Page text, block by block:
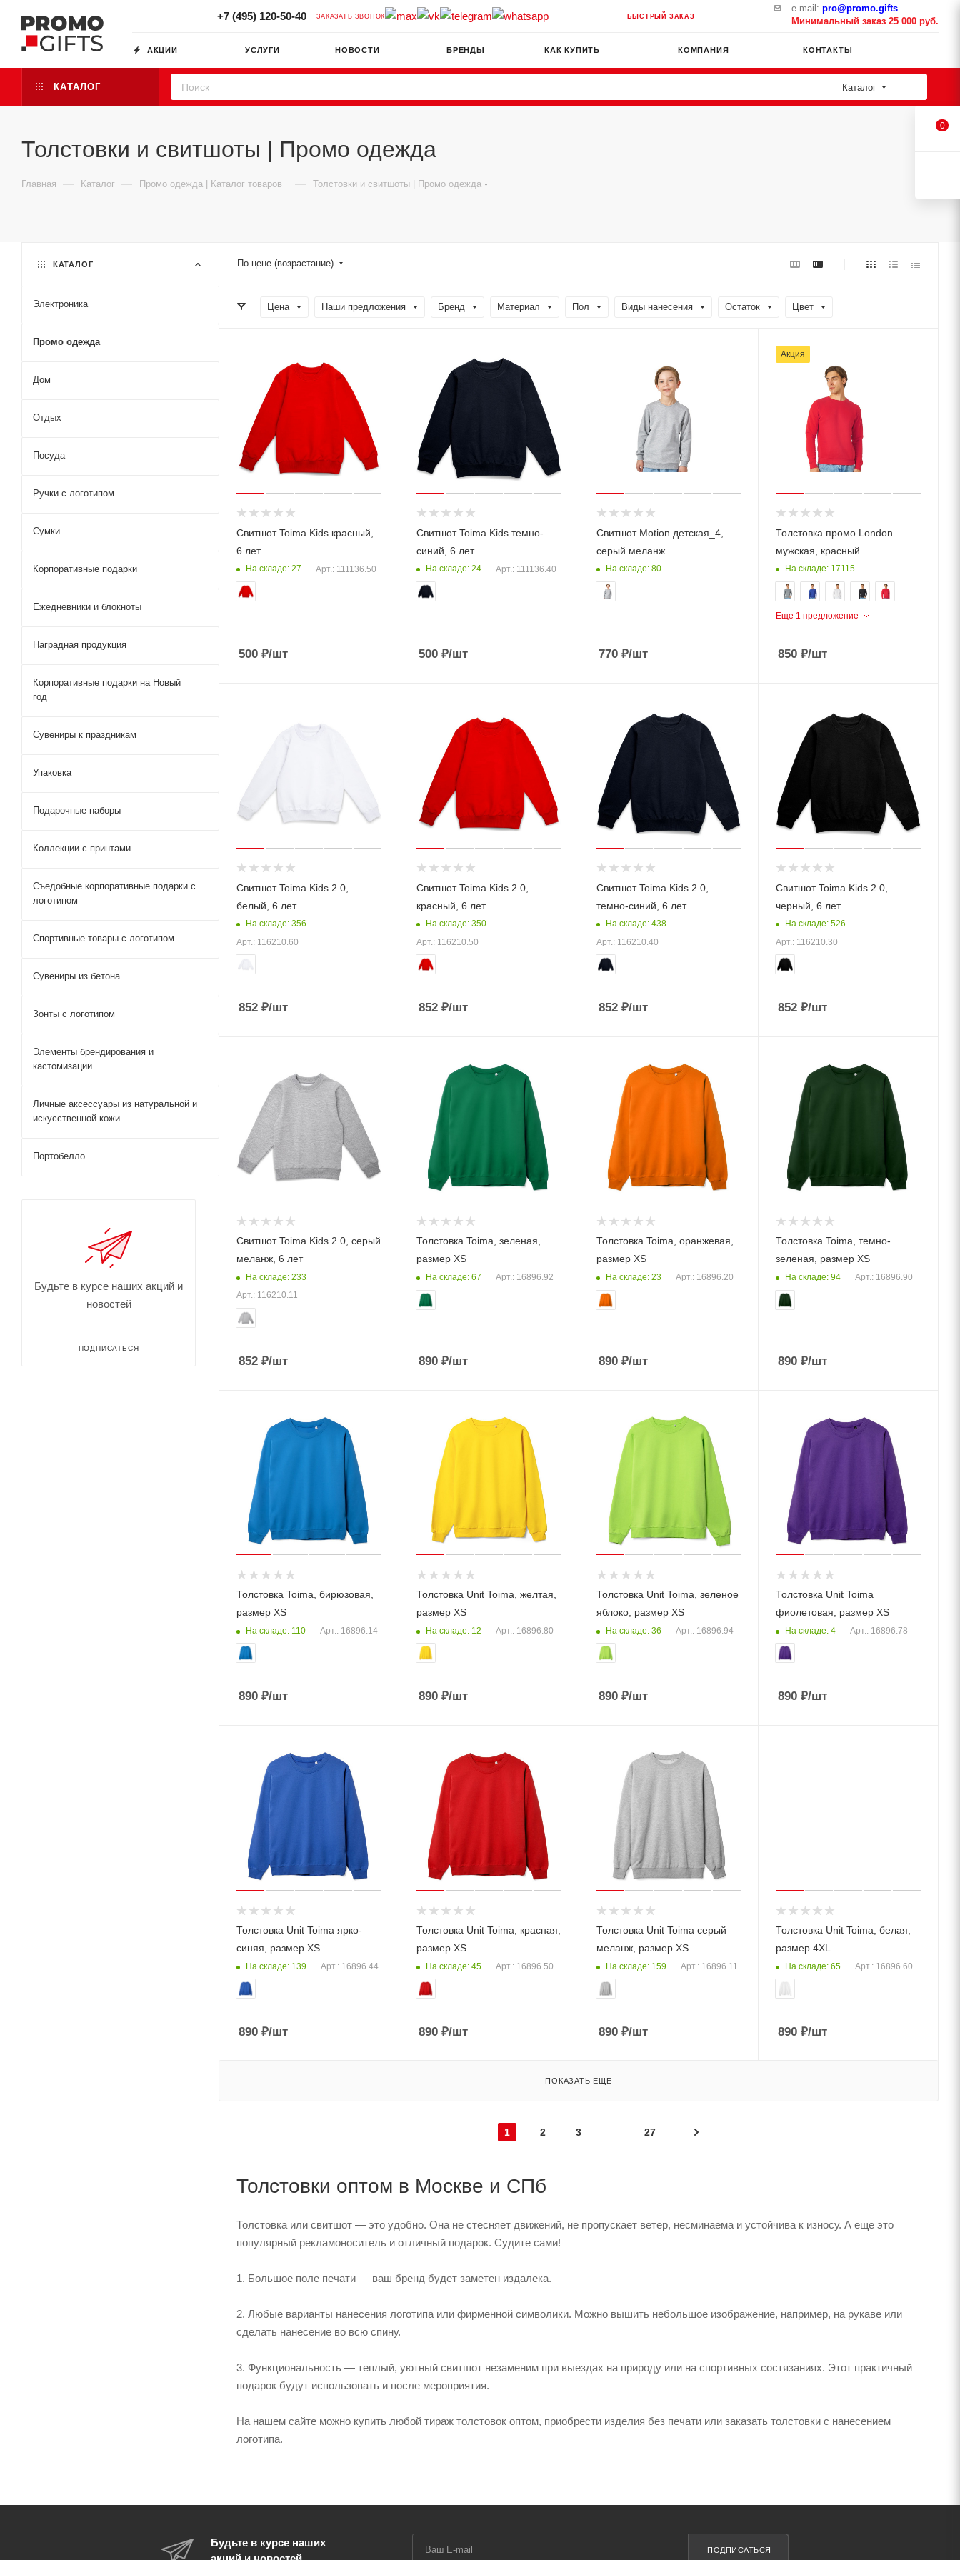
+7 (495) 120-50-40 ЗАКАЗАТЬ ЗВОНОК БЫСТРЫЙ ЗАКАЗ
e-mail: pro@promo.gifts
Минимальный заказ 25 000 руб.
АКЦИИ УСЛУГИ НОВОСТИ БРЕНДЫ КАК КУПИТЬ КОМПАНИЯ КОНТАКТЫ
КАТАЛОГ Каталог
Толстовки и свитшоты | Промо одежда
Главная — Каталог — Промо одежда | Каталог товаров — Толстовки и свитшоты | Промо одежда
По цене (возрастание)
Цена Наши предложения Бренд Материал Пол Виды нанесения Остаток Цвет
Свитшот Toima Kids красный,
6 лет
На складе: 27 Арт.: 111136.50
500 ₽/шт
Свитшот Toima Kids темно-
синий, 6 лет
На складе: 24 Арт.: 111136.40
500₽/шт
Свитшот Motion детская_4,
серый меланж
На складе: 80
770₽/шт
Акция
Толстовка промо London
мужская, красный
На складе: 17115
Еще 1 предложение
850 ₽/шт
Свитшот Toima Kids 2.0,
белый, 6 лет
На складе: 356
Арт.: 116210.60
852 ₽/шт
Свитшот Toima Kids 2.0,
красный, 6 лет
На складе: 350
Арт.: 116210.50
852₽/шт
Свитшот Toima Kids 2.0,
темно-синий, 6 лет
На складе: 438
Арт.: 116210.40
852₽/шт
Свитшот Toima Kids 2.0,
черный, 6 лет
На складе: 526
Арт.: 116210.30
852 ₽/шт
Свитшот Toima Kids 2.0, серый
меланж, 6 лет
На складе: 233
Арт.: 116210.11
852 ₽/шт
Толстовка Toima, зеленая,
размер XS
На складе: 67 Арт.: 16896.92
890₽/шт
Толстовка Toima, оранжевая,
размер XS
На складе: 23 Арт.: 16896.20
890₽/шт
Толстовка Toima, темно-
зеленая, размер XS
На складе: 94 Арт.: 16896.90
890 ₽/шт
Толстовка Toima, бирюзовая,
размер XS
На складе: 110 Арт.: 16896.14
890 ₽/шт
Толстовка Unit Toima, желтая,
размер XS
На складе: 12 Арт.: 16896.80
890₽/шт
Толстовка Unit Toima, зеленое
яблоко, размер XS
На складе: 36 Арт.: 16896.94
890₽/шт
Толстовка Unit Toima
фиолетовая, размер XS
На складе: 4 Арт.: 16896.78
890 ₽/шт
Толстовка Unit Toima ярко-
синяя, размер XS
На складе: 139 Арт.: 16896.44
890 ₽/шт
Толстовка Unit Toima, красная,
размер XS
На складе: 45 Арт.: 16896.50
890₽/шт
Толстовка Unit Toima серый
меланж, размер XS
На складе: 159 Арт.: 16896.11
890₽/шт
Толстовка Unit Toima, белая,
размер 4XL
На складе: 65 Арт.: 16896.60
890 ₽/шт
ПОКАЗАТЬ ЕЩЕ
1 2 3 27
Толстовки оптом в Москве и СПб
Толстовка или свитшот — это удобно. Она не стесняет движений, не пропускает ветер, несминаема и устойчива к износу. А еще это
популярный рекламоноситель и отличный подарок. Судите сами!
1. Большое поле печати — ваш бренд будет заметен издалека.
2. Любые варианты нанесения логотипа или фирменной символики. Можно вышить небольшое изображение, например, на рукаве или
сделать нанесение во всю спину.
3. Функциональность — теплый, уютный свитшот незаменим при выездах на природу или на спортивных состязаниях. Этот практичный
подарок будут использовать и после мероприятия.
На нашем сайте можно купить любой тираж толстовок оптом, приобрести изделия без печати или заказать толстовки с нанесением
логотипа.
КАТАЛОГ
Электроника
Промо одежда
Дом
Отдых
Посуда
Ручки с логотипом
Сумки
Корпоративные подарки
Ежедневники и блокноты
Наградная продукция
Корпоративные подарки на Новый
год
Сувениры к праздникам
Упаковка
Подарочные наборы
Коллекции с принтами
Съедобные корпоративные подарки с
логотипом
Спортивные товары с логотипом
Сувениры из бетона
Зонты с логотипом
Элементы брендирования и
кастомизации
Личные аксессуары из натуральной и
искусственной кожи
Портобелло
Будьте в курсе наших акций и
новостей
ПОДПИСАТЬСЯ
Будьте в курсе наших
ПОДПИСАТЬСЯ
0